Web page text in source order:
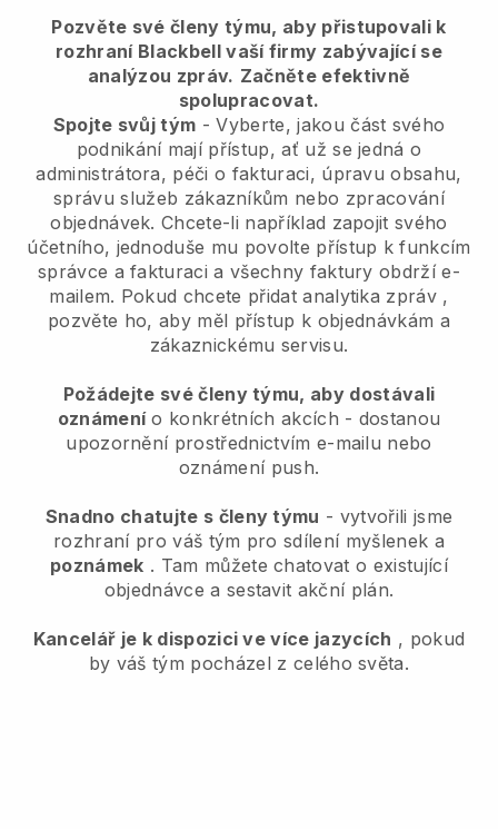
Pozvěte své členy týmu, aby přistupovali k
rozhraní Blackbell vaší firmy zabývající se
analýzou zpráv. Začněte efektivně
spolupracovat.
Spojte svůj tým - Vyberte, jakou část svého
podnikání mají přístup, ať už se jedná o
administrátora, péči o fakturaci, úpravu obsahu,
správu služeb zákazníkům nebo zpracování
objednávek. Chcete-li například zapojit svého
účetního, jednoduše mu povolte přístup k funkcím
správce a fakturaci a všechny faktury obdrží e-
mailem. Pokud chcete přidat analytika zpráv ,
pozvěte ho, aby měl přístup k objednávkám a
zákaznickému servisu.
Požádejte své členy týmu, aby dostávali
oznámenío konkrétních akcích - dostanou
upozornění prostřednictvím e-mailu nebo
oznámení push.
Snadno chatujte s členy týmu - vytvořili jsme
rozhraní pro váš tým pro sdílení myšlenek a
poznámek . Tam můžete chatovat o existující
objednávce a sestavit akční plán.
Kancelář je k dispozici ve více jazycích , pokud
by váš tým pocházel z celého světa.